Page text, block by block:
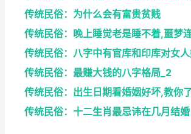
传统民俗：为什么会有富贵贫贱
传统民俗：最赚大钱的八字格局_2
传统民俗：十二生肖最忌讳在几月结婚